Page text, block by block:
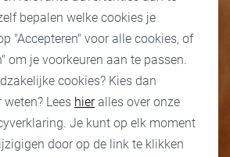
bepalen welke cookies je
"Accepteren" voor alle cookies, of
om je voorkeuren aan te passen.
cookies? Kies dan
weten? Lees hieralles over onze
Je kunt op elk moment
door op de link te klikken